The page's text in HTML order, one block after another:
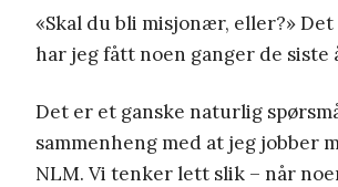
«Skal du bli misjonær, eller?»
har jeg fått noen ganger de siste
Det er et ganske naturlig
sammenheng med at jeg jobber
NLM. Vi tenker lett slik – når